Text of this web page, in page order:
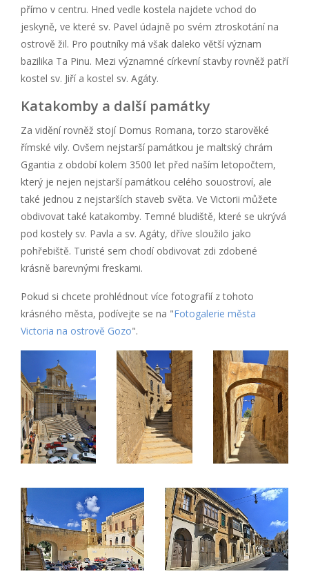
přímo v centru. Hned vedle kostela najdete vchod do
jeskyně, ve které sv. Pavel údajně po svém ztroskotání na
ostrově žil. Pro poutníky má však daleko větší význam
bazilika Ta Pinu. Mezi významné církevní stavby rovněž patří
kostel sv. Jiří a kostel sv. Agáty.
Katakomby a další památky
Za vidění rovněž stojí Domus Romana, torzo starověké
římské vily. Ovšem nejstarší památkou je maltský chrám
Ggantia z období kolem 3500 let před naším letopočtem,
který je nejen nejstarší památkou celého souostroví, ale
také jednou z nejstarších staveb světa. Ve Victorii můžete
obdivovat také katakomby. Temné bludiště, které se ukrývá
pod kostely sv. Pavla a sv. Agáty, dříve sloužilo jako
pohřebiště. Turisté sem chodí obdivovat zdi zdobené
krásně barevnými freskami.
Pokud si chcete prohlédnout více fotografií z tohoto
krásného města, podívejte se na "Fotogalerie města
Victoria na ostrově Gozo".